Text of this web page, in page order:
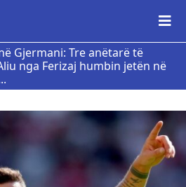
Gjermani: Tre anëtarë të
nga Ferizaj humbin jetën në